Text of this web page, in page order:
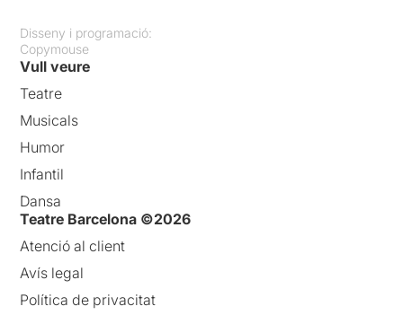
Disseny i programació:
Copymouse
Vull veure
Teatre
Musicals
Humor
Infantil
Dansa
Teatre Barcelona ©2026
Atenció al client
Avís legal
Política de privacitat